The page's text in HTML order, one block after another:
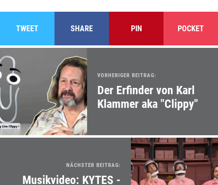
TWEET SHARE PIN POCKET
VORHERIGER BEITRAG:
Der Erfinder von Karl
Klammer aka "Clippy"
NÄCHSTER BEITRAG:
Musikvideo: KYTES -